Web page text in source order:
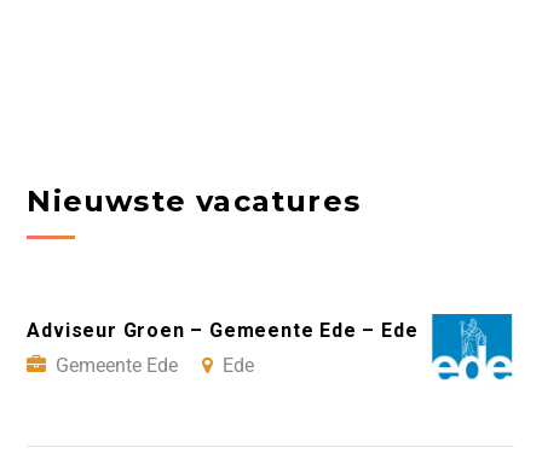
Nieuwste vacatures
Adviseur Groen – Gemeente Ede – Ede
Gemeente Ede
Ede